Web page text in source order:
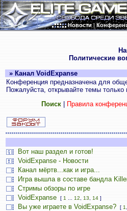
Новости|
Политические
» Канал VoidExpanse
Конференция предназначена для
Пожалуйста, открывайте темы
Поиск| Правила
Вот наш раздел и готов!
VoidExpanse - Новости
Канал мёртв...как и игра...
Игра вышла в составе бандла
Стримы обзоры по игре
VoidExpanse
[ 1 12 13 14 ]
Вы уже играете в VoidExpanse? [ 1